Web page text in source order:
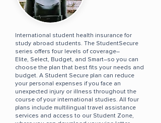
International student health insurance for
study abroad students. The StudentSecure
series offers four levels of coverage–
Elite, Select, Budget, and Smart–so you can
choose the plan that best fits your needs and
budget. ​A Student Secure plan can reduce
your personal expenses if you face an
unexpected injury or illness throughout the
course of your international studies. All four
plans include multilingual travel assistance
services and access to our Student Zone,